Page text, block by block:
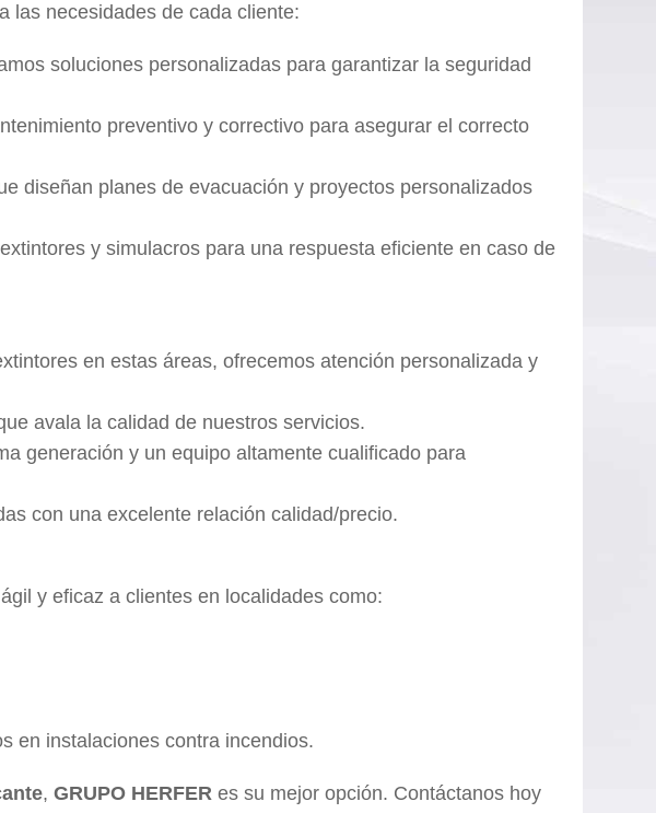
las necesidades de cada cliente:
soluciones personalizadas para garantizar la seguridad
preventivo y correctivo para asegurar el correcto
diseñan planes de evacuación y proyectos personalizados
y simulacros para una respuesta eficiente en caso de
en estas áreas, ofrecemos atención personalizada y
avala la calidad de nuestros servicios.
generación y un equipo altamente cualificado para
con una excelente relación calidad/precio.
y eficaz a clientes en localidades como:
en instalaciones contra incendios.
, GRUPO HERFER es su mejor opción. Contáctanos hoy